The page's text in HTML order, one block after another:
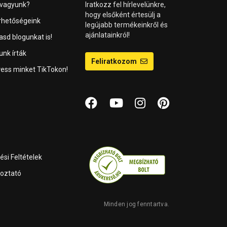
blogunkat is!
írták
minket TikTokon!
Iratkozz fel hírlevelünkre,
hogy elsőként értesülj a
legújabb termékeinkről és
ajánlatainkról!
Feliratkozom
Feltételek
Minden jog fenntartva.